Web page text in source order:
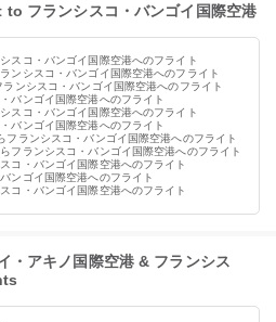
フランシスコ・バンゴイ国際空港
スコ・バンゴイ国際空港へのフライト
ンシスコ・バンゴイ国際空港へのフライト
ンシスコ・バンゴイ国際空港へのフライト
バンゴイ国際空港へのフライト
スコ・バンゴイ国際空港へのフライト
バンゴイ国際空港へのフライト
フランシスコ・バンゴイ国際空港へのフライト
フランシスコ・バンゴイ国際空港へのフライト
コ・バンゴイ国際空港へのフライト
ンゴイ国際空港へのフライト
コ・バンゴイ国際空港へのフライト
アキノ国際空港 & フランシス